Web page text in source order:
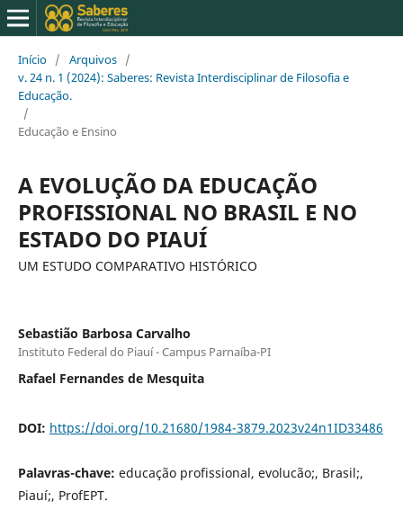
Início / Arquivos /
v. 24 n. 1 (2024): Saberes: Revista Interdisciplinar de Filosofia e
Educação.
/
Educação e Ensino
A EVOLUÇÃO DA EDUCAÇÃO
PROFISSIONAL NO BRASIL E NO
ESTADO DO PIAUÍ
UM ESTUDO COMPARATIVO HISTÓRICO
Sebastião Barbosa Carvalho
Instituto Federal do Piauí - Campus Parnaíba-PI
Rafael Fernandes de Mesquita
DOI: https://doi.org/10.21680/1984-3879.2023v24n1ID33486
Palavras-chave: educação profissional, evolucão;, Brasil;,
Piauí;, ProfEPT.